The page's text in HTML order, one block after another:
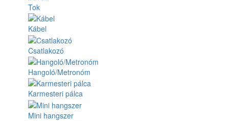
Tok
Kábel
Csatlakozó
Hangoló/Metronóm
Karmesteri pálca
Mini hangszer